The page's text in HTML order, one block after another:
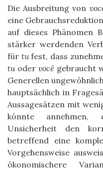
Die Ausbreitung von
eine
auf dieses Phänomen
stärker werdenden
für tufest, dass
tu odervocê gebraucht
Generellen
hauptsächlich in
Aussagesätzen mit
könnte annehmen,
Unsicherheit den
betreffend eine
Vorgehensweise
ökonomischere